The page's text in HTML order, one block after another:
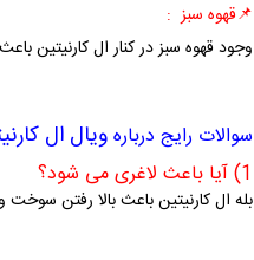
📌قهوه سبز :
وجود قهوه سبز در کنار ال کارنیتین
سوالات رایج دربارهویال ال
1) آیا باعث لاغری می شود؟
بله ال کارنیتین باعث بالا رفتن